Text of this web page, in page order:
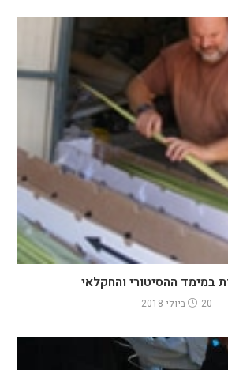
במימד ההסיטורי והחקלאי
20 ביולי 2018